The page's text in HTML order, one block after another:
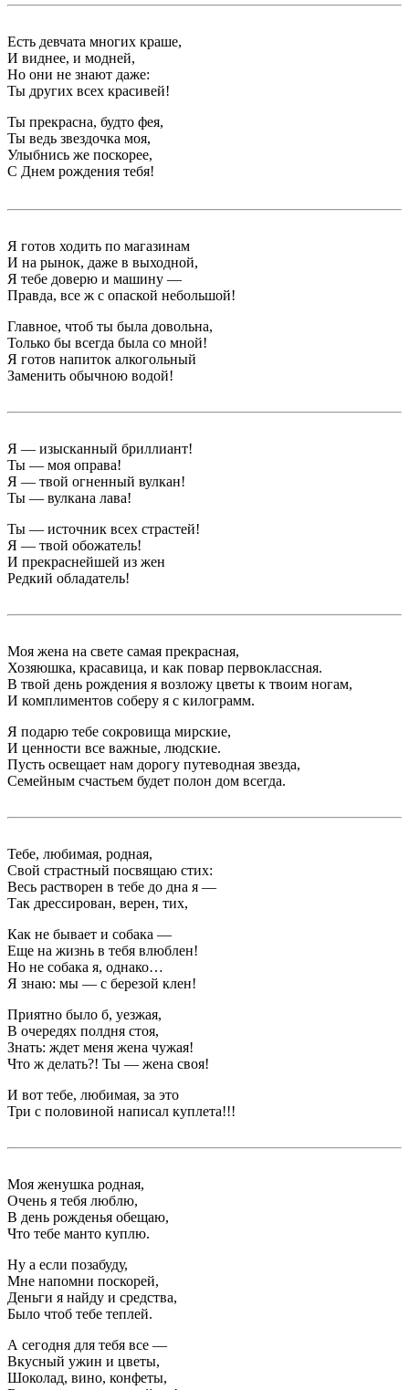
Есть девчата многих краше,
И виднее, и модней,
Но они не знают даже:
Ты других всех красивей!
Ты прекрасна, будто фея,
Ты ведь звездочка моя,
Улыбнись же поскорее,
С Днем рождения тебя!
Я готов ходить по магазинам
И на рынок, даже в выходной,
Я тебе доверю и машину —
Правда, все ж с опаской небольшой!
Главное, чтоб ты была довольна,
Только бы всегда была со мной!
Я готов напиток алкогольный
Заменить обычною водой!
Я — изысканный бриллиант!
Ты — моя оправа!
Я — твой огненный вулкан!
Ты — вулкана лава!
Ты — источник всех страстей!
Я — твой обожатель!
И прекраснейшей из жен
Редкий обладатель!
Моя жена на свете самая прекрасная,
Хозяюшка, красавица, и как повар первоклассная.
В твой день рождения я возложу цветы к твоим ногам,
И комплиментов соберу я с килограмм.
Я подарю тебе сокровища мирские,
И ценности все важные, людские.
Пусть освещает нам дорогу путеводная звезда,
Семейным счастьем будет полон дом всегда.
Тебе, любимая, родная,
Свой страстный посвящаю стих:
Весь растворен в тебе до дна я —
Так дрессирован, верен, тих,
Как не бывает и собака —
Еще на жизнь в тебя влюблен!
Но не собака я, однако…
Я знаю: мы — с березой клен!
Приятно было б, уезжая,
В очередях полдня стоя,
Знать: ждет меня жена чужая!
Что ж делать?! Ты — жена своя!
И вот тебе, любимая, за это
Три с половиной написал куплета!!!
Моя женушка родная,
Очень я тебя люблю,
В день рожденья обещаю,
Что тебе манто куплю.
Ну а если позабуду,
Мне напомни поскорей,
Деньги я найду и средства,
Было чтоб тебе теплей.
А сегодня для тебя все —
Вкусный ужин и цветы,
Шоколад, вино, конфеты,